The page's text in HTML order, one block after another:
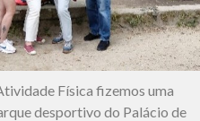
Física fizemos uma
desportivo do Palácio de